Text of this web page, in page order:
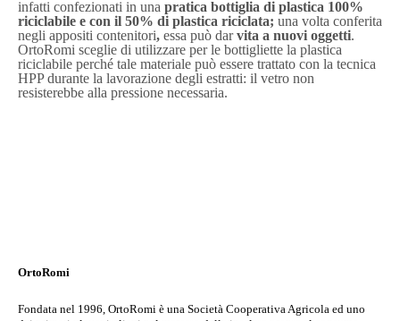
infatti confezionati in una pratica bottiglia di plastica 100%
riciclabile e con il 50% di plastica riciclata; una volta conferita
negli appositi contenitori, essa può darvita a nuovi oggetti.
OrtoRomi sceglie di utilizzare per le bottigliette la plastica
riciclabile perché tale materiale può essere trattato con la tecnica
HPP durante la lavorazione degli estratti: il vetro non
resisterebbe alla pressione necessaria.
OrtoRomi
Fondata nel 1996, OrtoRomi è una Società Cooperativa Agricola ed uno